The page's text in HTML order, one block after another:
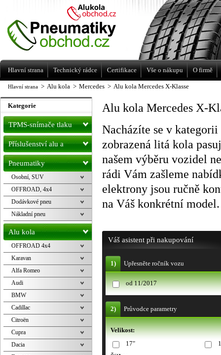
Hlavní strana > Alu kola > Mercedes > Alu kola Mercedes X-Klasse
Alu kola Mercedes X-
Nacházíte se v
zobrazená litá kola
našem výběru vozidel
rádi Vám zašleme
elektrony jsou ručně
na Váš konkrétní model.
Váš asistent při nakupování
1) Upřesněte ročník vozu
od 11/2017
2) Průvodce parametry
Velikost:
17"
Kategorie
TPMS-snímače tlaku
Příslušenství alu a
pneu
Pneumatiky
Osobní, SUV
OFFROAD, 4x4
Dodávkové pneu
Nákladní pneu
Alu kola
OFFROAD 4x4
Karavan
Alfa Romeo
Audi
BMW
Cadillac
Citroën
Cupra
Dacia
Levné pneumatiky letní, zimní, Alu kola
a litá kola Racing Line
Hlavní strana Technický rádce Certifikace Vše o nákupu O firmě